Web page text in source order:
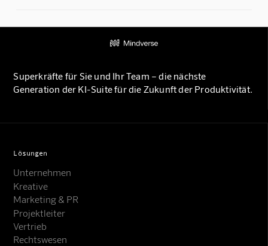
Superkräfte für Sie und Ihr Team – die nächste
Generation der KI-Suite für die Zukunft der Produktivität.
Lösungen
Unternehmen
Kreative
Marketing & PR
Projektleiter
Vertrieb
Rechtswesen